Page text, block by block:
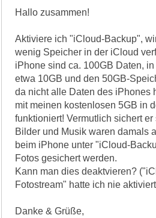
Hallo zusammen!
Aktiviere ich "iCloud-Backup",
wenig Speicher in der iCloud
iPhone sind ca. 100GB Daten,
etwa 10GB und den 50GB-
da nicht alle Daten des iPhones
mit meinen kostenlosen 5GB in
funktioniert! Vermutlich sichert
Bilder und Musik waren damals
beim iPhone unter "iCloud-
Fotos gesichert werden.
Kann man dies deaktvieren?
Fotostream" hatte ich nie
Danke & Grüße,